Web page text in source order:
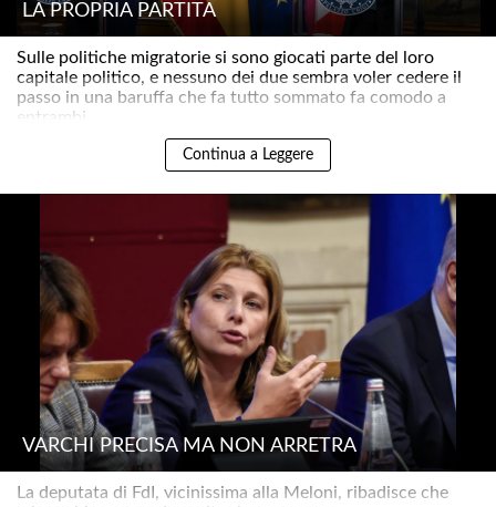
LA PROPRIA PARTITA
Sulle politiche migratorie si sono giocati parte del loro
capitale politico, e nessuno dei due sembra voler cedere il
passo in una baruffa che fa tutto sommato fa comodo a
entrambi ..
Continua a Leggere
VARCHI PRECISA MA NON ARRETRA
La deputata di FdI, vicinissima alla Meloni, ribadisce che